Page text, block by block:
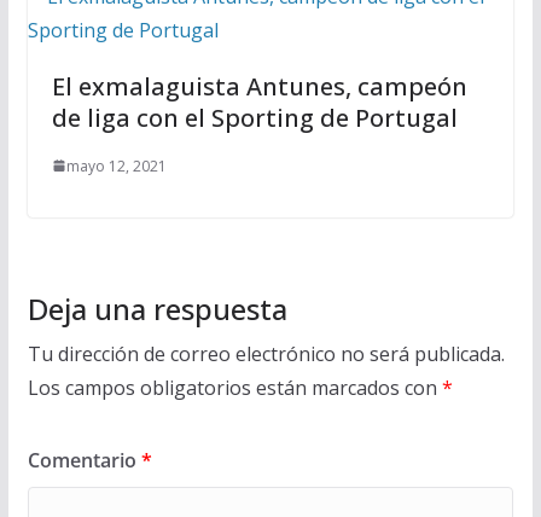
El exmalaguista Antunes, campeón
de liga con el Sporting de Portugal
mayo 12, 2021
Deja una respuesta
Tu dirección de correo electrónico no será publicada.
Los campos obligatorios están marcados con *
Comentario *